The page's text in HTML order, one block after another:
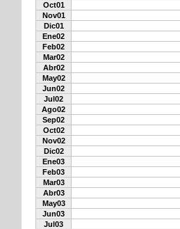
Oct01
Nov01
Dic01
Ene02
Feb02
Mar02
Abr02
May02
Jun02
Jul02
Ago02
Sep02
Oct02
Nov02
Dic02
Ene03
Feb03
Mar03
Abr03
May03
Jun03
Jul03